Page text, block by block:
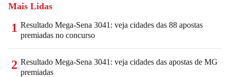
Mais Lidas
1 Resultado Mega-Sena 3041: veja cidades das 88 apostas
premiadas no concurso
2 Resultado Mega-Sena 3041: veja cidades das apostas de MG
premiadas